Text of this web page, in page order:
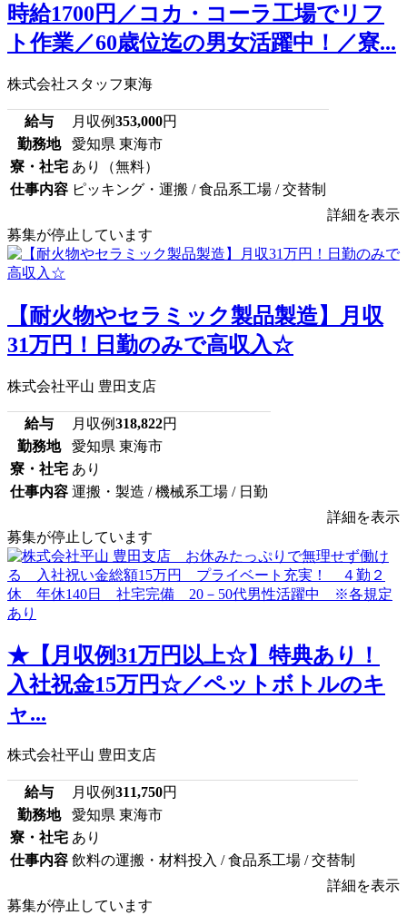
時給1700円／コカ・コーラ工場でリフ
ト作業／60歳位迄の男女活躍中！／寮...
株式会社スタッフ東海
給与 月収例353,000円
勤務地
愛知県 東海市
寮・社宅 あり（無料）
仕事内容 ピッキング・運搬 / 食品系工場 / 交替制
詳細を表示
募集が停止しています
【耐火物やセラミック製品製造】月収
31万円！日勤のみで高収入☆
株式会社平山 豊田支店
給与 月収例318,822円
勤務地
愛知県 東海市
寮・社宅 あり
仕事内容 運搬・製造 / 機械系工場 / 日勤
詳細を表示
募集が停止しています
★【月収例31万円以上☆】特典あり！
入社祝金15万円☆／ペットボトルのキ
ャ...
株式会社平山 豊田支店
給与 月収例311,750円
勤務地
愛知県 東海市
寮・社宅 あり
仕事内容 飲料の運搬・材料投入 / 食品系工場 / 交替制
詳細を表示
募集が停止しています